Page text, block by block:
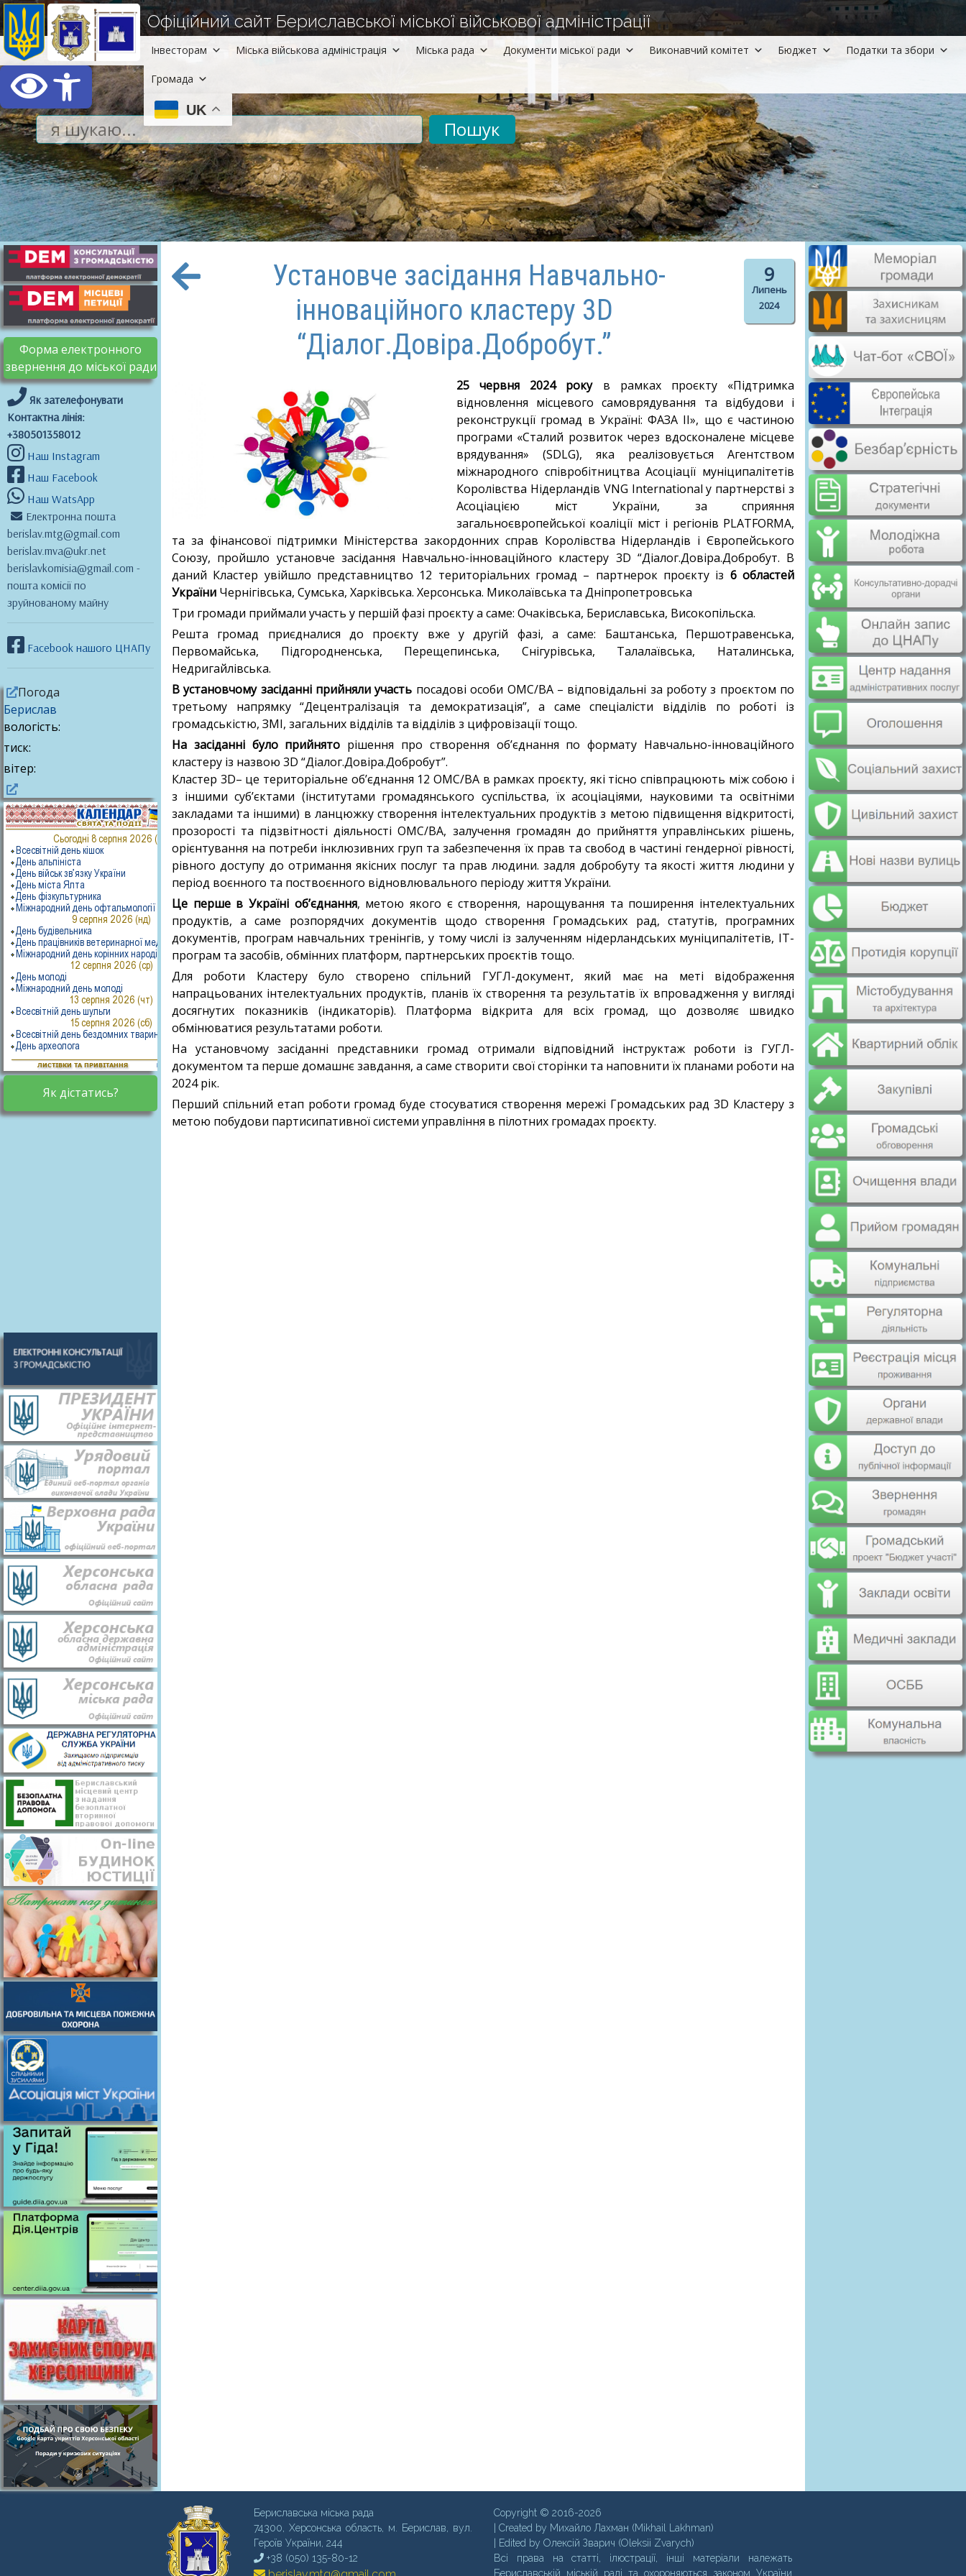
Відкрити Панель інструментів
Офіційний сайт Бериславської міської військової адміністрації
Інвесторам Міська військова адміністрація Міська рада Документи міської ради Виконавчий комітет Бюджет Податки та збори
Громада
UK
Форма електронного
звернення до міської ради
Як зателефонувати
Контактна лінія:
+380501358012
Наш Instagram
Наш Facebook
Наш WatsApp
Електронна пошта
berislav.mtg@gmail.com
berislav.mva@ukr.net
berislavkomisia@gmail.com -
пошта комісії по
зруйнованому майну
Facebook нашого ЦНАПу
Погода
Берислав
вологість:
тиск:
вітер:
Як дістатись?
9
Липень
2024
Установче засідання Навчально-
інноваційного кластеру 3D
“Діалог.Довіра.Добробут.”
25 червня 2024 рокув рамках проєкту «Підтримка
відновлення місцевого самоврядування та відбудови і
реконструкції громад в Україні: ФАЗА ІІ», що є частиною
програми «Сталий розвиток через вдосконалене місцеве
врядування» (SDLG), яка реалізовується Агентством
міжнародного співробітництва Асоціації муніципалітетів
Королівства Нідерландів VNG International у партнерстві з
Асоціацією міст України, за сприяння
загальноєвропейської коаліції міст і регіонів PLATFORMA,
та за фінансової підтримки Міністерства закордонних справ Королівства Нідерландів і Європейського
Союзу, пройшло установче засідання Навчально-інноваційного кластеру 3D “Діалог.Довіра.Добробут. В
даний Кластер увійшло представництво 12 територіальних громад – партнерок проєкту із 6 областей
України Чернігівська, Сумська, Харківська. Херсонська. Миколаївська та Дніпропетровська
Три громади приймали участь у першій фазі проєкту а саме: Очаківська, Бериславська, Високопільска.
Решта громад приєдналися до проєкту вже у другій фазі, а саме: Баштанська, Першотравенська,
Первомайська, Підгородненська, Перещепинська, Снігурівська, Талалаївська, Наталинська,
Недригайлівська.
В установчому засіданні прийняли участь посадові особи ОМС/ВА – відповідальні за роботу з проєктом по
третьому напрямку “Децентралізація та демократизація”, а саме спеціалісти відділів по роботі із
громадськістю, ЗМІ, загальних відділів та відділів з цифровізації тощо.
На засіданні було прийнято рішення про створення об’єднання по формату Навчально-інноваційного
кластеру із назвою 3D “Діалог.Довіра.Добробут”.
Кластер 3D– це територіальне об’єднання 12 ОМС/ВА в рамках проєкту, які тісно співпрацюють між собою і
з іншими суб’єктами (інститутами громадянського суспільства, їх асоціаціями, науковими та освітніми
закладами та іншими) в ланцюжку створення інтелектуальних продуктів з метою підвищення відкритості,
прозорості та підзвітності діяльності ОМС/ВА, залучення громадян до прийняття управлінських рішень,
орієнтування на потреби інклюзивних груп та забезпечення їх прав та свобод в частині гендерної рівності,
рівного доступу до отримання якісних послуг та прав людини. задля добробуту та якості життя людини у
період воєнного та поствоєнного відновлювального періоду життя України.
Це перше в Україні об’єднання, метою якого є створення, нарощування та поширення інтелектуальних
продуктів, а саме розпорядчих документів щодо створення Громадських рад, статутів, програмних
документів, програм навчальних тренінгів, у тому числі із залученням нідерландських муніципалітетів, ІТ-
програм та засобів, обмінних платформ, партнерських проєктів тощо.
Для роботи Кластеру було створено спільний ГУГЛ-документ, який має на меті відображення
напрацьованих інтелектуальних продуктів, планів їх створення та результатів їх впровадження у вигляді
досягнутих показників (індикаторів). Платформа відкрита для всіх громад, що дозволяє швидко
обмінюватися результатами роботи.
На установчому засіданні представники громад отримали відповідний інструктаж роботи із ГУГЛ-
документом та перше домашнє завдання, а саме створити свої сторінки та наповнити їх планами роботи на
2024 рік.
Перший спільний етап роботи громад буде стосуватися створення мережі Громадських рад 3D Кластеру з
метою побудови партисипативної системи управління в пілотних громадах проєкту.
Бериславська міська рада
74300, Херсонська область, м. Бериcлав, вул.
Героїв України, 244
+38 (050) 135-80-12
Copyright © 2016-2026
| Created by Михайло Лахман (Mikhail Lakhman)
| Edited by Олексій Зварич (Oleksii Zvarych)
Всі права на статті, ілюстрації, інші матеріали належать
Бериславській міській раді та охороняються законом України